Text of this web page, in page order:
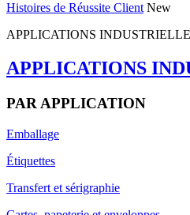
Histoires de Réussite Client New
APPLICATIONS
APPLICATIONS
PAR APPLICATION
Emballage
Étiquettes
Transfert et sérigraphie